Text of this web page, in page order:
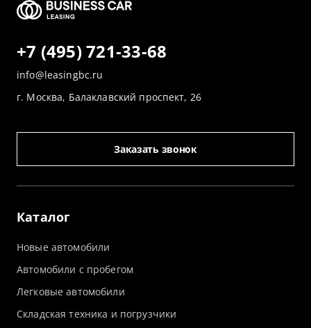
Каталог
Новые автомобили
Автомобили с пробегом
Легковые автомобили
Складская техника и погрузчики
+7 (495) 721-33-68
info@leasingbc.ru
г. Москва, Балаклавский проспект, 26
Заказать звонок